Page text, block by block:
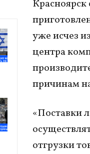
уже исчез
центра
причинам
«Поставки
отгрузки